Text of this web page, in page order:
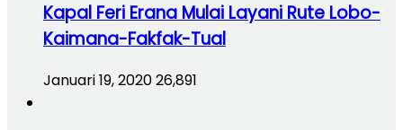
Kapal Feri Erana Mulai Layani Rute Lobo-
Kaimana-Fakfak-Tual
Januari 19, 202026,891